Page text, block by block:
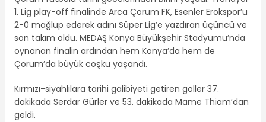
1. Lig play-off finalinde Arca Çorum FK, Esenler Erokspor’u
2-0 mağlup ederek adını Süper Lig’e yazdıran üçüncü ve
son takım oldu. MEDAŞ Konya Büyükşehir Stadyumu’nda
oynanan finalin ardından hem Konya’da hem de
Çorum’da büyük coşku yaşandı.
Kırmızı-siyahlılara tarihi galibiyeti getiren goller 37.
dakikada Serdar Gürler ve 53. dakikada Mame Thiam’dan
geldi.